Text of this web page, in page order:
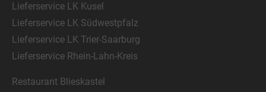
Lieferservice LK Kusel
Lieferservice LK Südwestpfalz
Lieferservice LK Trier-Saarburg
Lieferservice Rhein-Lahn-Kreis
Restaurant Blieskastel